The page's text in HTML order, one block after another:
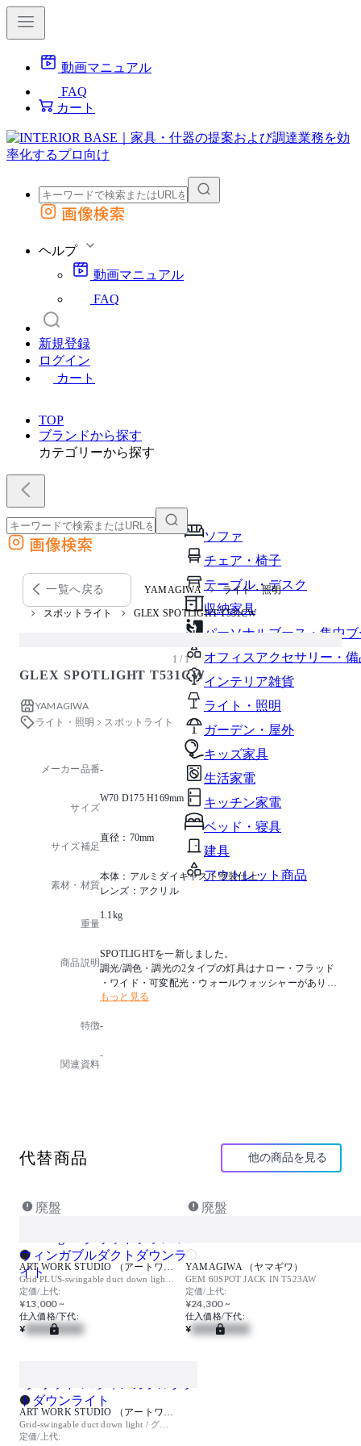
動画マニュアル
FAQ
カート
外部サイトの商品をカートに追加
画像検索
ヘルプ
動画マニュアル
FAQ
新規登録
ログイン
カート
TOP
ブランドから探す
カテゴリーから探す
ソファ
チェア・椅子
テーブル・デスク
収納家具
パーソナルブース・集中
オフィスアクセサリー・備
インテリア雑貨
ライト・照明
ガーデン・屋外
キッズ家具
生活家電
キッチン家電
ベッド・寝具
建具
アウトレット商品
外部サイトの商品をカートに追加
他のサイトで見つけた商品ページのURLを貼り付けて、カートに追加できます
画像検索
一覧へ戻る YAMAGIWA ライト・照明
スポットライト GLEX SPOTLIGHT T531CW
1 / 1
GLEX SPOTLIGHT T531CW
YAMAGIWA
ライト・照明
スポットライト
メーカー品番-
サイズ
W70 D175 H169mm
サイズ補足
直径：70mm
素材・材質
本体：アルミダイキャスト塗装仕上
レンズ：アクリル
重量
1.1kg
商品説明
SPOTLIGHTを一新しました。
調光/調色・調光の2タイプの灯具はナロー・フラッド
・ワイド・可変配光・ウォールウォッシャーがありま
す。
色温度：LED3500K
取付条件：照射面近接限度100mm
【備考】
(受注品)
もっと見る
特徴-
関連資料
-
代替商品 他の商品を見る
廃盤
定価/上代:
¥13,000 ~
仕入価格/下代:
¥
廃盤
YAMAGIWA （ヤマギワ）
GEM 60SPOT JACK IN T523AW
定価/上代:
¥24,300 ~
仕入価格/下代:
¥
定価/上代: